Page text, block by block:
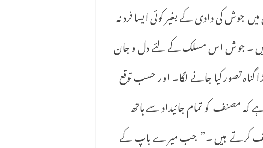
جوش کی دادی کے بغیر کوئی ایسا فرد نہ
ہیں ۔ جوش اس مسلک کے لئے دل و جان
تصور کیا جانے لگا۔ اور حسب توقع
کہ مصنف کو تمام جائیداد سے ہاتھ
کرتے ہیں ۔” جب میرے باپ کے